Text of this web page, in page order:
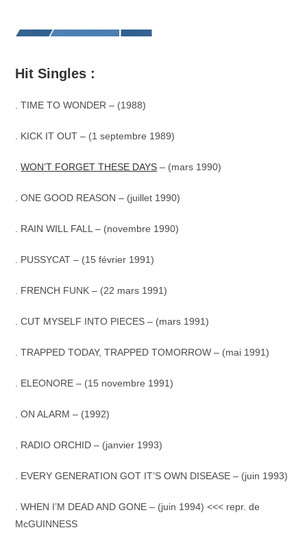
Hit Singles :
. TIME TO WONDER – (1988)
. KICK IT OUT – (1 septembre 1989)
.WON’T FORGET THESE DAYS – (mars 1990)
. ONE GOOD REASON – (juillet 1990)
. RAIN WILL FALL – (novembre 1990)
. PUSSYCAT – (15 février 1991)
. FRENCH FUNK – (22 mars 1991)
. CUT MYSELF INTO PIECES – (mars 1991)
. TRAPPED TODAY, TRAPPED TOMORROW – (mai 1991)
. ELEONORE – (15 novembre 1991)
. ON ALARM – (1992)
. RADIO ORCHID – (janvier 1993)
. EVERY GENERATION GOT IT’S OWN DISEASE – (juin 1993)
. WHEN I’M DEAD AND GONE – (juin 1994) <<< repr. de
McGUINNESS